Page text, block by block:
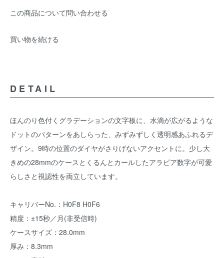
この商品について問い合わせる
買い物を続ける
DETAIL
ほんのり色付くグラデーションの文字板に、水滴が広がるような
ドットのパターンをあしらった、みずみずしく透明感あふれるデ
ザイン。9時の位置のダイヤがさりげないアクセントに。少し大
きめの28mmのケースとくるんとカールしたアラビア数字が可愛
らしさと視認性を両立しています。
キャリバーNo.：H0F8 H0F6
精度：±15秒／月(非受信時)
ケースサイズ：28.0mm
厚み：8.3mm